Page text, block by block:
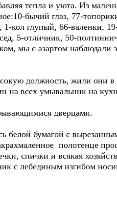
тепла и уюта. Из
бычий глаз, 77-
кол глупый, 66-валенки,
5-отличник, 50-
мы с азартом наблюдали
должность, жили они в
на всех умывальник на
дверцами.
белой бумагой с
полотенце
спички и всякая
с лебединым изгибом